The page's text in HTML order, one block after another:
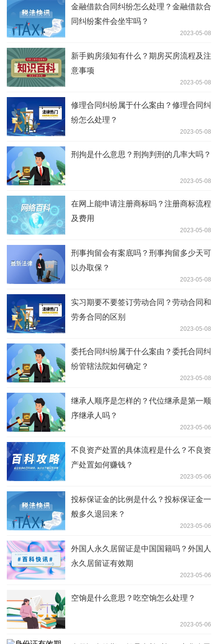
金融借款合同纠纷怎么处理？金融借款合
同纠纷案件会坐牢吗？
2023-05-08
新手购房须知有什么？期房买房流程及注
意事项
2023-05-08
修理合同纠纷属于什么案由？修理合同纠
纷怎么处理？
2023-05-08
刑拘是什么意思？刑拘判刑的几率大吗？
2023-05-08
在网上能申请注册商标吗？注册商标流程
及费用
2023-05-08
刑事拘留会有案底吗？刑事拘留多少天可
以办取保？
2023-05-08
实习期要不要签订劳动合同？劳动合同和
劳务合同的区别
2023-05-08
委托合同纠纷属于什么案由？委托合同纠
纷管辖法院如何确定？
2023-05-08
继承人顺序是怎样的？代位继承是第一顺
序继承人吗？
2023-05-06
不良资产处置的具体流程是什么？不良资
产处置如何赚钱？
2023-05-06
投标保证金的比例是什么？投标保证金一
般多久退回来？
2023-05-06
外国人永久居留证是中国国籍吗？外国人
永久居留证有效期
2023-05-06
空饷是什么意思？吃空饷怎么处理？
2023-05-06